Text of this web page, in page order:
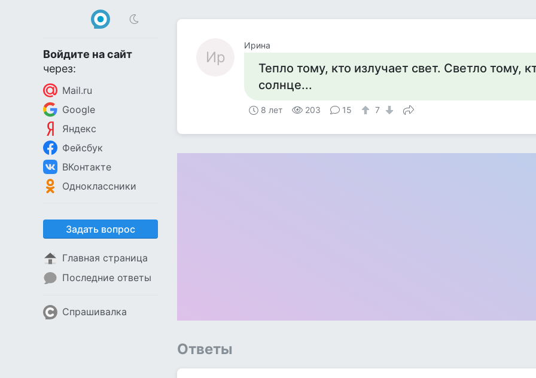
Войдите на сайт
через:
Mail.ru
Google
Яндекс
Фейсбук
ВКонтакте
Одноклассники
Задать вопрос
Главная страница
Последние ответы
Спрашивалка
Ир
Ирина
Тепло тому, кто излучает свет. Светло тому,
солнце...
8 лет 203 15 7
Ответы